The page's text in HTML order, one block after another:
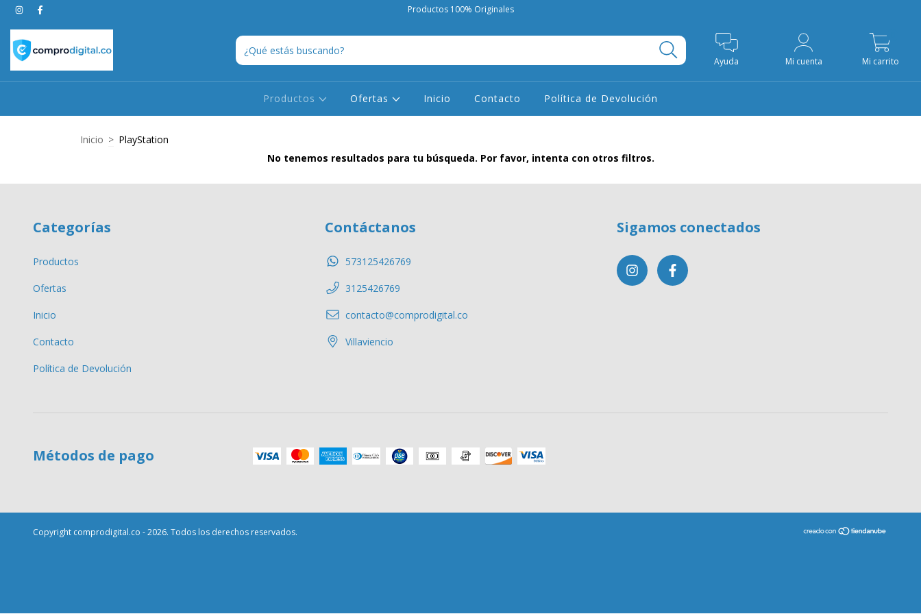
Productos 100% Originales
Ayuda Mi cuenta Mi carrito
Productos Ofertas Inicio Contacto Política de Devolución
Inicio > PlayStation
No tenemos resultados para tu búsqueda. Por favor, intenta con otros filtros.
Categorías
Productos
Ofertas
Inicio
Contacto
Política de Devolución
Contáctanos
573125426769
3125426769
contacto@comprodigital.co
Villaviencio
Sigamos conectados
Métodos de pago
Copyright comprodigital.co - 2026. Todos los derechos reservados.